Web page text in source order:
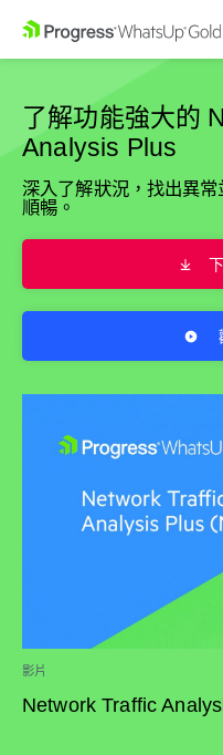
了解功能強大的
Analysis Plus
深入了解狀況，找出異
順暢。
影片
Network Traffic